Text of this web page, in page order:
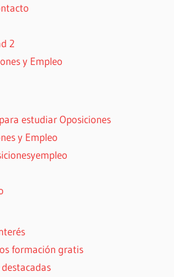
2
y Empleo
estudiar Oposiciones
y Empleo
formación gratis